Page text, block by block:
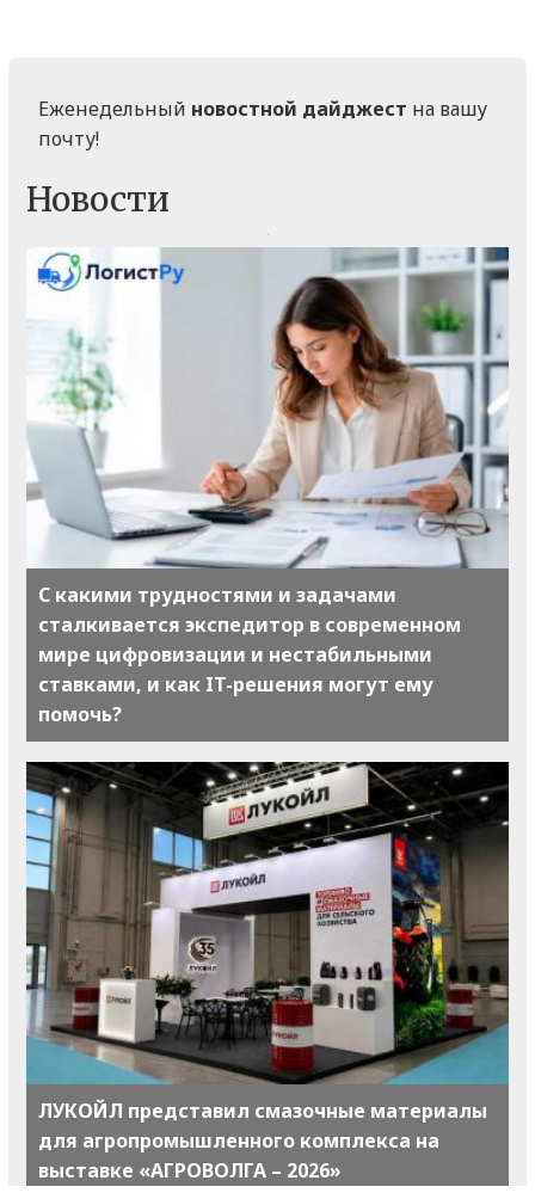
Еженедельный новостной дайджест на вашу
почту!
Новости
С какими трудностями и задачами
сталкивается экспедитор в современном
мире цифровизации и нестабильными
ставками, и как IT-решения могут ему
помочь?
ЛУКОЙЛ представил смазочные материалы
для агропромышленного комплекса на
выставке «АГРОВОЛГА – 2026»